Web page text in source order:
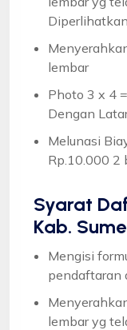
lembar
Photo 3 x 4
Dengan
Melunasi
Rp.10.000 2
Syarat
Kab.
Mengisi
pendaftaran
lembar yg